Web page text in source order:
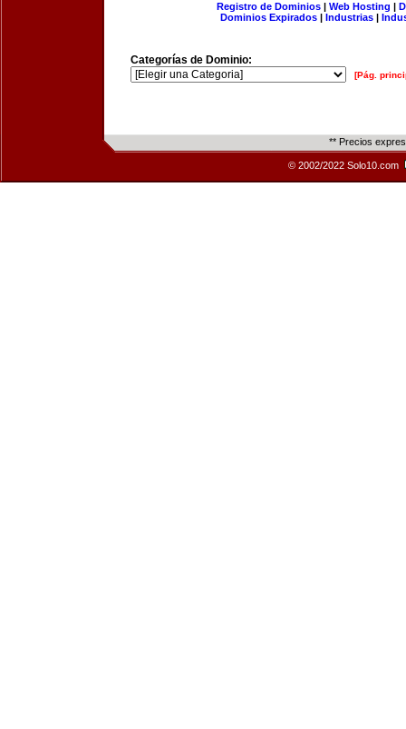
Registro de Dominios| Web Hosting |
Dominios Expirados | Industrias |
Categorías de Dominio:
[Pág.
** Precios
© 2002/2022 Solo10.com